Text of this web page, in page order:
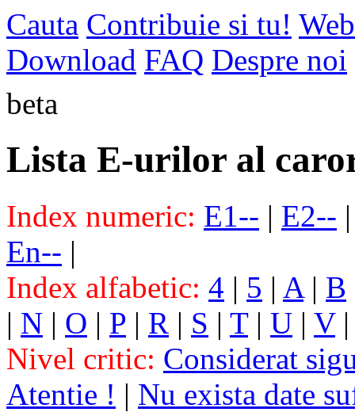
Cauta Contribuie si tu!
Download FAQ Despre noi
beta
Lista E-urilor al
Index numeric: E1-- | E2--
En-- |
Index alfabetic: 4 | 5 | A| B
| N | O | P | R | S | T| U | V
Nivel critic: Considerat
Atentie ! | Nu exista date